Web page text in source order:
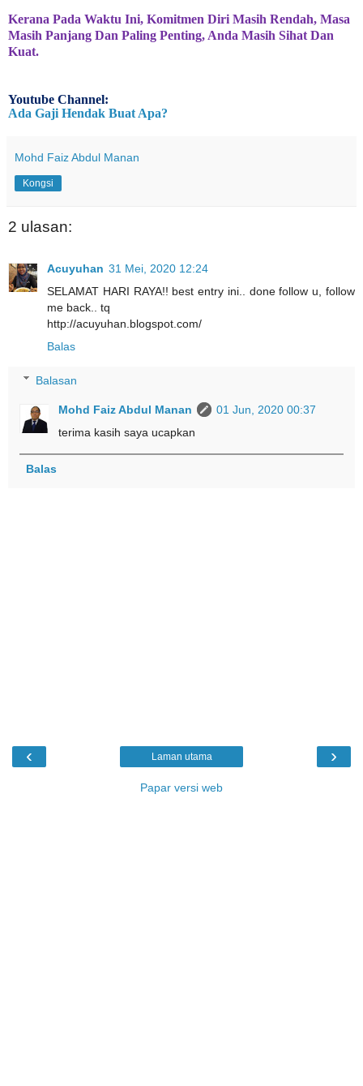
Kerana Pada Waktu Ini, Komitmen Diri Masih Rendah, Masa
Masih Panjang Dan Paling Penting, Anda Masih Sihat Dan
Kuat.
Youtube Channel:
Ada Gaji Hendak Buat Apa?
Mohd Faiz Abdul Manan
Kongsi
2 ulasan:
Acuyuhan 31 Mei, 2020 12:24
SELAMAT HARI RAYA!! best entry ini.. done follow u, follow
me back.. tq
http://acuyuhan.blogspot.com/
Balas
Balasan
Mohd Faiz Abdul Manan
01 Jun, 2020 00:37
terima kasih saya ucapkan
Balas
‹ ›
Laman utama
Papar versi web